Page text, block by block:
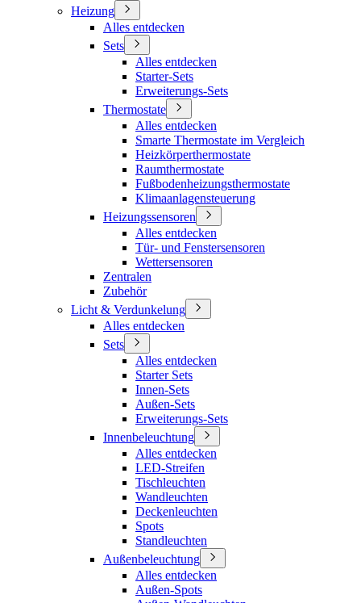
Heizung
Alles entdecken
Sets
Alles entdecken
Starter-Sets
Erweiterungs-Sets
Thermostate
Alles entdecken
Smarte Thermostate im Vergleich
Heizkörperthermostate
Raumthermostate
Fußbodenheizungsthermostate
Klimaanlagensteuerung
Heizungssensoren
Alles entdecken
Tür- und Fenstersensoren
Wettersensoren
Zentralen
Zubehör
Licht & Verdunkelung
Alles entdecken
Sets
Alles entdecken
Starter Sets
Innen-Sets
Außen-Sets
Erweiterungs-Sets
Innenbeleuchtung
Alles entdecken
LED-Streifen
Tischleuchten
Wandleuchten
Deckenleuchten
Spots
Standleuchten
Außenbeleuchtung
Alles entdecken
Außen-Spots